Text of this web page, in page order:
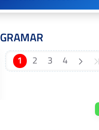
GRAMAR
1 2 3 4